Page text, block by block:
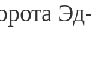
Эд-